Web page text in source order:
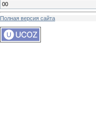
00
Полная версия сайта